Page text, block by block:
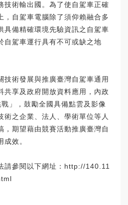
技術輸出國。為了使自駕車正確
，自駕車電腦除了須仰賴融合多
具備精確環境先驗資訊之自駕車
自駕車運行具有不可或缺之地
技術發展與推廣臺灣自駕車通用
共享及政府開放資料應用，內政
」，鼓勵全國具備點雲及影像
術之企業、法人、學術單位等人
，期望藉由競賽活動推廣臺灣自
效。
參閱以下網址： http://140.11